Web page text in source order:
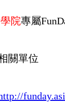
院專屬
關單位